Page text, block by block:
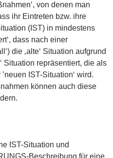
von denen man
ihr Eintreten bzw. ihre
(IST) in mindestens
dass nach einer
die ‚alte‘ Situation aufgrund
Situation repräsentiert, die als
IST-Situation‘ wird.
können auch diese
IST-Situation und